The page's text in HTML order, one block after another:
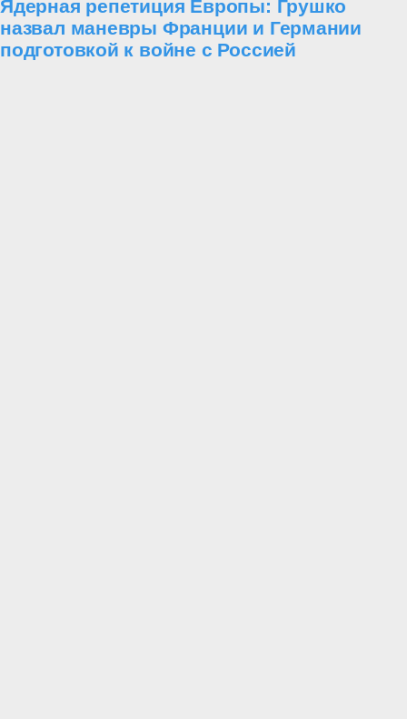
Ядерная репетиция Европы: Грушко
назвал маневры Франции и Германии
подготовкой к войне с Россией